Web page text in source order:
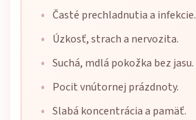
Časté prechladnutia a infekcie.
Úzkosť, strach a nervozita.
Suchá, mdlá pokožka bez jasu.
Pocit vnútornej prázdnoty.
Slabá koncentrácia a pamäť.